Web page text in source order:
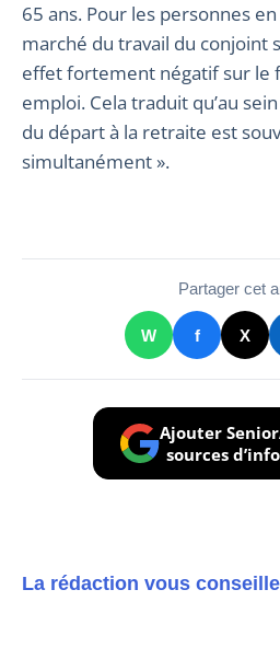
65 ans. Pour les personnes
marché du travail du conjoint
effet fortement négatif sur le
emploi. Cela traduit qu’au
du départ à la retraite est
simultanément ».
Partager cet
W f X
Ajouter
sources
La rédaction vous conseille